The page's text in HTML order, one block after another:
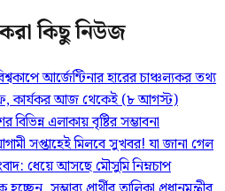
কিছু নিউজ
আর্জেন্টিনার হারের চাঞ্চল্যকর তথ্য
কার্যকর আজ থেকেই (৮ আগস্ট)
বিভিন্ন এলাকায় বৃষ্টির সম্ভাবনা
সপ্তাহেই মিলবে সুখবর! যা জানা গেল
ধেয়ে আসছে মৌসুমি নিম্নচাপ